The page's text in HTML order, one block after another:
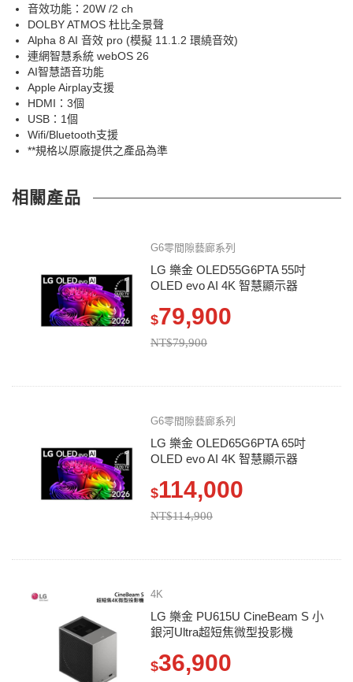
音效功能：20W /2 ch
DOLBY ATMOS 杜比全景聲
Alpha 8 AI 音效 pro (模擬 11.1.2 環繞音效)
連網智慧系統 webOS 26
AI智慧語音功能
Apple Airplay支援
HDMI：3個
USB：1個
Wifi/Bluetooth支援
**規格以原廠提供之產品為準
相關產品
G6零間隙藝廊系列
LG 樂金 OLED55G6PTA 55吋
OLED evo AI 4K 智慧顯示器
$79,900
NT$79,900
G6零間隙藝廊系列
LG 樂金 OLED65G6PTA 65吋
OLED evo AI 4K 智慧顯示器
$114,000
NT$114,900
4K
LG 樂金 PU615U CineBeam S 小
銀河Ultra超短焦微型投影機
$36,900